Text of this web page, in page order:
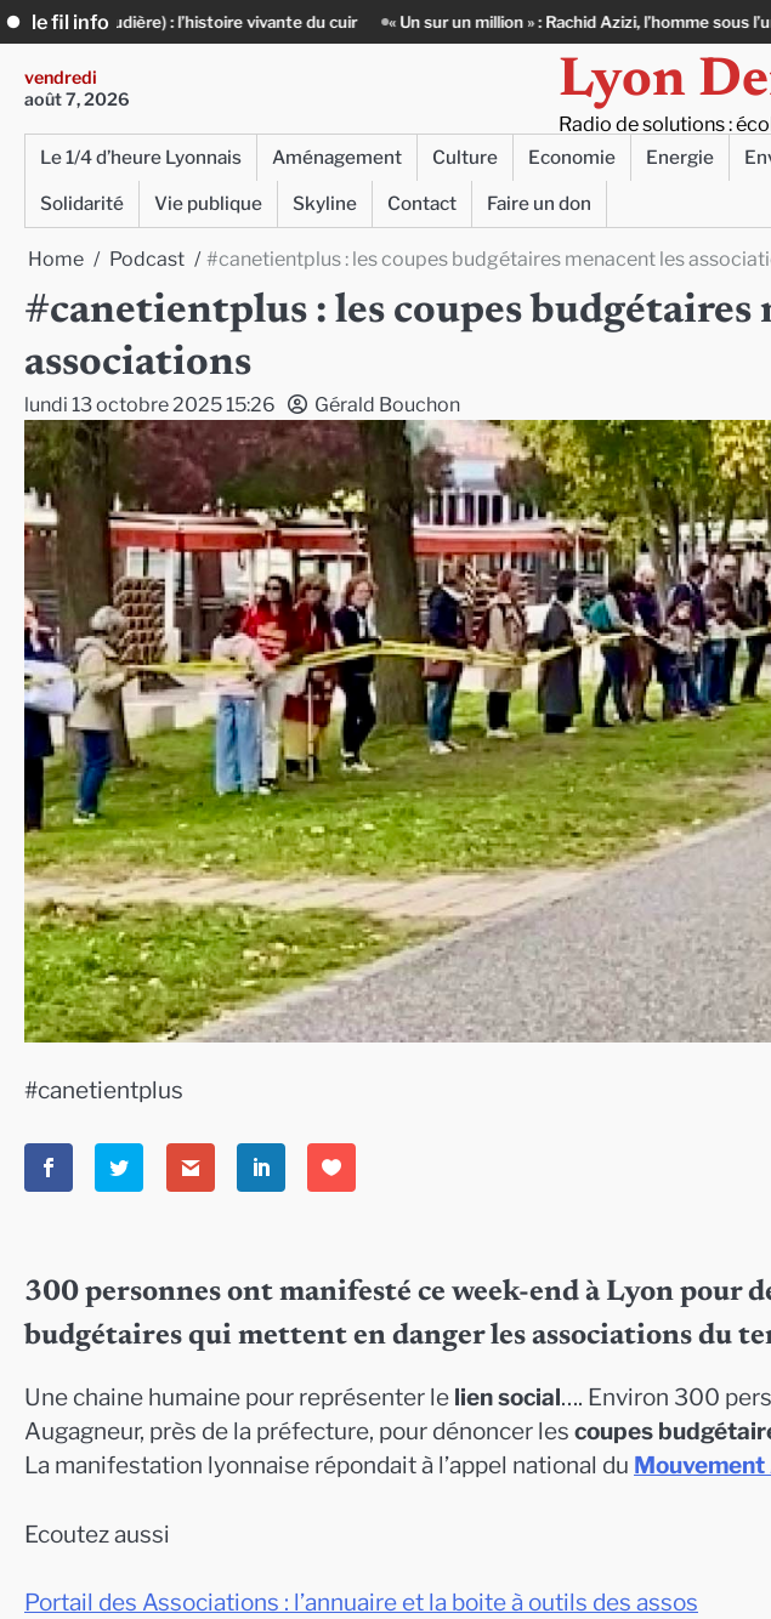
Skip
to
content
le fil infovivante du cuir « Un sur un million » : Rachid Azizi, l’homme sous l’uniforme de police
vendredi
août 7, 2026
Lyon
Radio de solutions :
Le 1/4 d’heure Lyonnais Aménagement Culture Economie Energie
Solidarité
Vie publique Skyline Contact Faire un don
Home Podcast #canetientplus : les coupes budgétaires menacent les
#canetientplus : les coupes budgétaires
associations
lundi 13 octobre 2025 15:26 Gérald Bouchon
#canetientplus
300 personnes ont manifesté ce week-end à Lyon pour
budgétaires qui mettent en danger les associations du
Une chaine humaine pour représenter le lien social…. Environ 300
Augagneur, près de la préfecture, pour dénoncer les coupes
La manifestation lyonnaise répondait à l’appel national du
Ecoutez aussi
Portail des Associations : l’annuaire et la boite à outils des assos